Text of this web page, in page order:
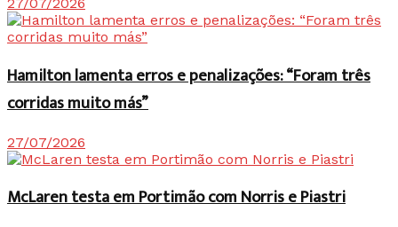
Hamilton lamenta erros e penalizações: “Foram três
corridas muito más”
27/07/2026
McLaren testa em Portimão com Norris e Piastri